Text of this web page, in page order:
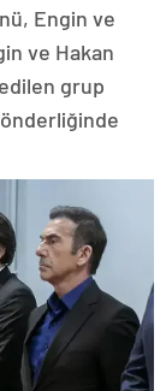
Engin ve
ve Hakan
grup